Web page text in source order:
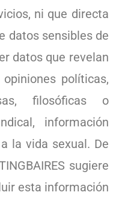
ni que directa
datos sensibles de
datos que revelan
políticas,
filosóficas o
información
la vida sexual. De
sugiere
esta información